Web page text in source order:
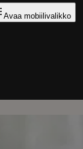
Avaa mobiilivalikko